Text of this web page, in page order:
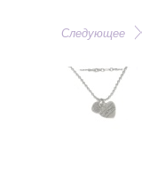
Следующее